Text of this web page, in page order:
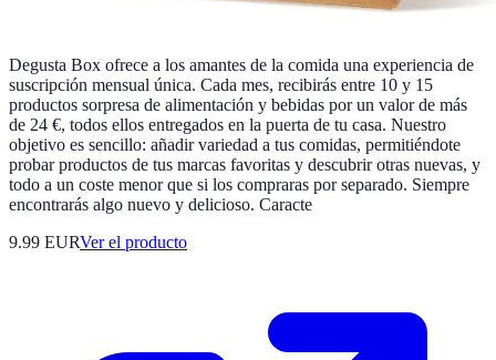
Degusta Box ofrece a los amantes de la comida una experiencia de
suscripción mensual única. Cada mes, recibirás entre 10 y 15
productos sorpresa de alimentación y bebidas por un valor de más
de 24 €, todos ellos entregados en la puerta de tu casa. Nuestro
objetivo es sencillo: añadir variedad a tus comidas, permitiéndote
probar productos de tus marcas favoritas y descubrir otras nuevas, y
todo a un coste menor que si los compraras por separado. Siempre
encontrarás algo nuevo y delicioso. Caracte
9.99 EURVer el producto